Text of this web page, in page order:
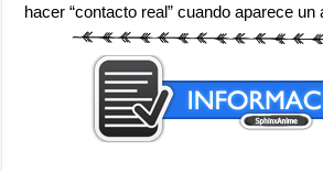
hacer “contacto real” cuando aparece un